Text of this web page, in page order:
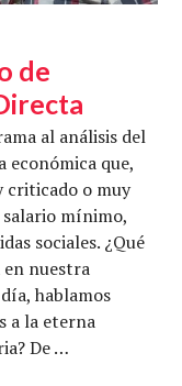
de
al análisis del
económica que,
criticado o muy
salario mínimo,
sociales. ¿Qué
nuestra
hablamos
a la eterna
De …
de Podemos –